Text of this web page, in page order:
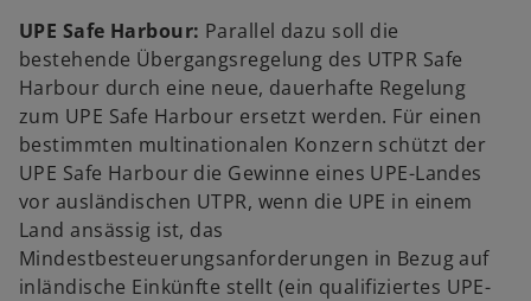
UPE Safe Harbour: Parallel dazu soll die
bestehende Übergangsregelung des UTPR Safe
Harbour durch eine neue, dauerhafte Regelung
zum UPE Safe Harbour ersetzt werden. Für einen
bestimmten multinationalen Konzern schützt der
UPE Safe Harbour die Gewinne eines UPE-Landes
vor ausländischen UTPR, wenn die UPE in einem
Land ansässig ist, das
Mindestbesteuerungsanforderungen in Bezug auf
inländische Einkünfte stellt (ein qualifiziertes UPE-